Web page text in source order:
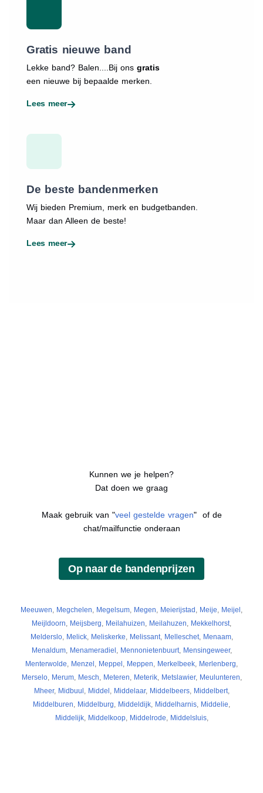
Gratis nieuwe band
Lekke band? Balen....Bij ons gratis
een nieuwe bij bepaalde merken.
Lees meer
De beste bandenmerken
Wij bieden Premium, merk en budgetbanden.
Maar dan Alleen de beste!
Lees meer
Kunnen we je helpen?
Dat doen we graag
Maak gebruik van "veel gestelde vragen" of de
chat/mailfunctie onderaan
Meeuwen Megchelen Megelsum Megen Meierijstad Meije Meijel
Meijldoorn
Meijsberg Meilahuizen Meilahuzen Mekkelhorst
Melderslo, Melick, Meliskerke Melissant, Melleschet, Menaam,
Menaldum, Menameradiel Mennonietenbuurt, Mensingeweer,
Menterwolde
Menzel Meppel Meppen Merkelbeek Merlenberg
Merselo, Merum, Mesch Meteren Meterik, Metslawier, Meulunteren
Mheer, Midbuul Middel Middelaar, Middelbeers, Middelbert,
Middelburen
Middelburg Middeldijk Middelharnis Middelie
Middelijk, Middelkoop, Middelrode Middelsluis,